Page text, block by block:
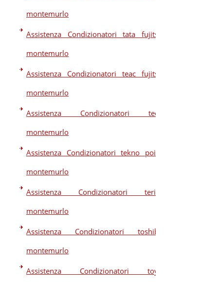
montemurlo
Assistenza Condizionatori tata fujitsu
montemurlo
Assistenza Condizionatori teac fujitsu
montemurlo
Assistenza Condizionatori teco
montemurlo
Assistenza Condizionatori tekno point
montemurlo
Assistenza Condizionatori terim
montemurlo
Assistenza Condizionatori toshiba
montemurlo
Assistenza Condizionatori toyo